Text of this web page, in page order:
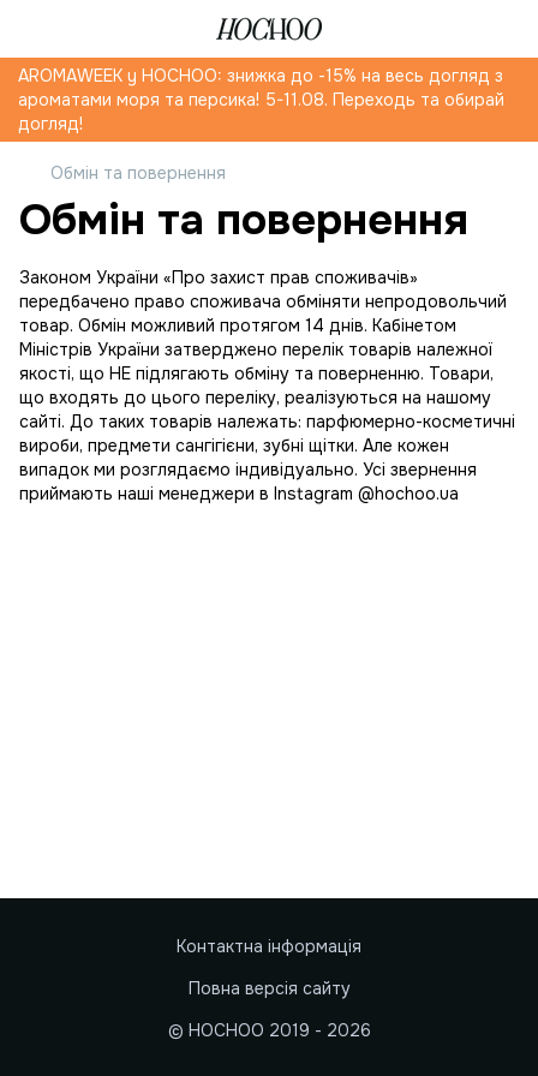
AROMAWEEK y HOCHOO: знижка до -15% на весь догляд з
ароматами моря та персика! 5-11.08. Переходь та обирай
догляд!
Обмін та повернення
Обмін та повернення
Законом України «Про захист прав споживачів»
передбачено право споживача обміняти непродовольчий
товар. Обмін можливий протягом 14 днів. Кабінетом
Міністрів України затверджено перелік товарів належної
якості, що НЕ підлягають обміну та поверненню. Товари,
що входять до цього переліку, реалізуються на нашому
сайті. До таких товарів належать: парфюмерно-косметичні
вироби, предмети сангігієни, зубні щітки. Але кожен
випадок ми розглядаємо індивідуально. Усі звернення
приймають наші менеджери в Instagram @hochoo.ua
Контактна інформація
Повна версія сайту
© HOCHOO 2019 - 2026